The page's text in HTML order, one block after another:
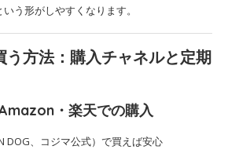
う形がしやすくなります。
う方法：購入チャネルと定期
・楽天での購入
DOG、コジマ公式）で買えば安心